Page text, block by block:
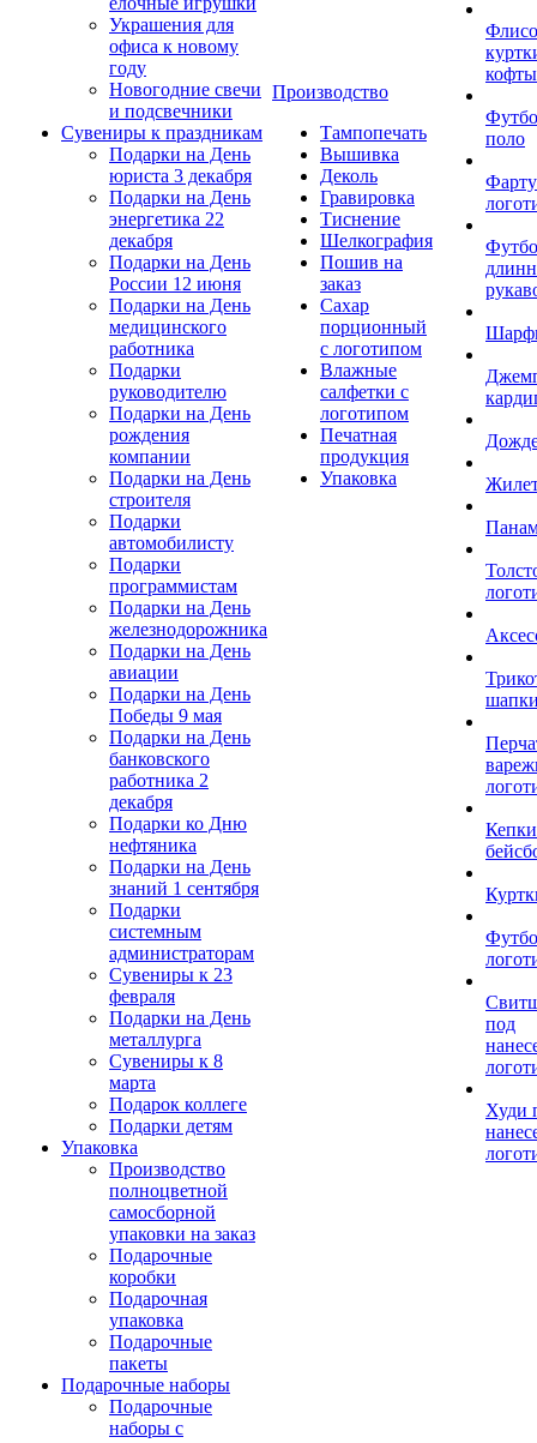
Украшения для
офиса к новому
году
Новогодние свечи
и подсвечники
Сувениры к праздникам
Подарки на День
юриста 3 декабря
Подарки на День
энергетика 22
декабря
Подарки на День
России 12 июня
Подарки на День
медицинского
работника
Подарки
руководителю
Подарки на День
рождения
компании
Подарки на День
строителя
Подарки
автомобилисту
Подарки
программистам
Подарки на День
железнодорожника
Подарки на День
авиации
Подарки на День
Победы 9 мая
Подарки на День
банковского
работника 2
декабря
Подарки ко Дню
нефтяника
Подарки на День
знаний 1 сентября
Подарки
системным
администраторам
Сувениры к 23
февраля
Подарки на День
металлурга
Сувениры к 8
марта
Подарок коллеге
Подарки детям
Упаковка
Производство
полноцветной
самосборной
упаковки на заказ
Подарочные
коробки
Подарочная
упаковка
Подарочные
пакеты
Подарочные наборы
Подарочные
наборы с
Производство
Тампопечать
Вышивка
Деколь
Гравировка
Тиснение
Шелкография
Пошив на
заказ
Сахар
порционный
с логотипом
Влажные
салфетки с
логотипом
Печатная
продукция
Упаковка
кофты
поло
под
Худи